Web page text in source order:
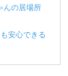
んの居場所
安心できる